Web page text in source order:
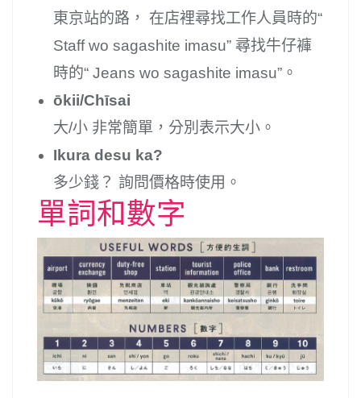
東京站的路， 在店裡尋找工作人員時的“
Staff wo sagashite imasu” 尋找牛仔褲
時的“ Jeans wo sagashite imasu”。
ōkii/Chīsai
大/小 非常簡單，分別表示大小。
Ikura desu ka?
多少錢？ 詢問價格時使用。
單詞和數字